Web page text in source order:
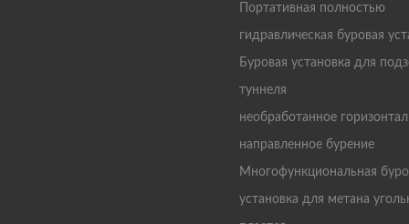
Портативная полностью
гидравлическая буровая
Буровая установка для
туннеля
необработанное
направленное бурение
Многофункциональная
установка для метана